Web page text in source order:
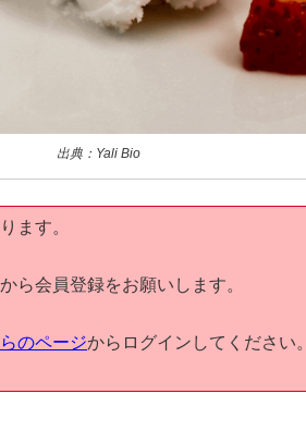
出典：Yali Bio
ます。
から会員登録をお願いします。
のページからログインしてください。